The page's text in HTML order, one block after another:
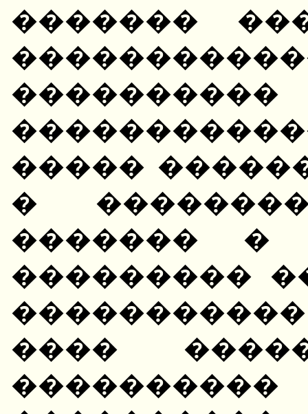
�������
�����
�
������� �
���������
����